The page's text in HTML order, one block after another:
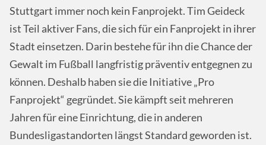
Stuttgart immer noch kein Fanprojekt. Tim Geideck
ist Teil aktiver Fans, die sich für ein Fanprojekt in ihrer
Stadt einsetzen. Darin bestehe für ihn die Chance der
Gewalt im Fußball langfristig präventiv entgegnen zu
können. Deshalb haben sie die Initiative „Pro
Fanprojekt“ gegründet. Sie kämpft seit mehreren
Jahren für eine Einrichtung, die in anderen
Bundesligastandorten längst Standard geworden ist.